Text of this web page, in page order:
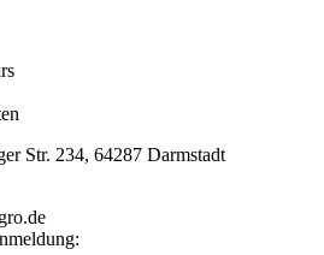
Str. 234, 64287 Darmstadt